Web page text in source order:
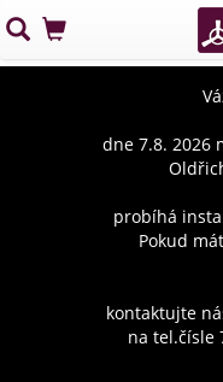
dne 7.8. 2026
probíhá
Pokud
kontaktujte
na tel.čísle